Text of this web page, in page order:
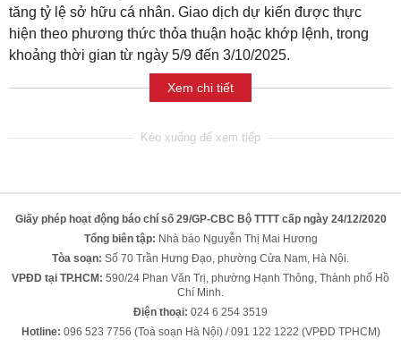
tăng tỷ lệ sở hữu cá nhân. Giao dịch dự kiến được thực
hiện theo phương thức thỏa thuận hoặc khớp lệnh, trong
khoảng thời gian từ ngày 5/9 đến 3/10/2025.
Xem chi tiết
Giấy phép hoạt động báo chí số 29/GP-CBC Bộ TTTT cấp ngày 24/12/2020
Tổng biên tập: Nhà báo Nguyễn Thị Mai Hương
Tòa soạn: Số 70 Trần Hưng Đạo, phường Cửa Nam, Hà Nội.
VPĐD tại TP.HCM: 590/24 Phan Văn Trị, phường Hạnh Thông, Thành phố Hồ
Chí Minh.
Điện thoại: 024 6 254 3519
Hotline: 096 523 7756 (Toà soạn Hà Nội) / 091 122 1222 (VPĐD TPHCM)